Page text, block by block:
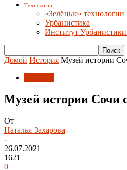
Технологии
«Зелёные» технологии
Урбанистика
Институт
Домой История Музей истории
Музей истории Сочи
От
Наталья Захарова
-
26.07.2021
1621
0